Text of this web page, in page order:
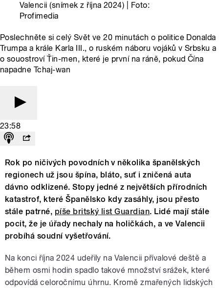
Valencii (snímek z října 2024) | Foto:
Profimedia
Poslechněte si celý Svět ve 20 minutách o politice Donalda
Trumpa a krále Karla III., o ruském náboru vojáků v Srbsku a
o souostroví Ťin-men, které je první na ráně, pokud Čína
napadne Tchaj-wan
23:58
Rok po ničivých povodních v několika španělských
regionech už jsou špína, bláto, suť i zničená auta
dávno odklizené. Stopy jedné z největších přírodních
katastrof, které Španělsko kdy zasáhly, jsou přesto
stále patrné, píše britský list Guardian. Lidé mají stále
pocit, že je úřady nechaly na holičkách, a ve Valencii
probíhá soudní vyšetřování.
Na konci října 2024 udeřily na Valencii přívalové deště a
během osmi hodin spadlo takové množství srážek, které
odpovídá celoročnímu úhrnu. Kromě zmařených lidských